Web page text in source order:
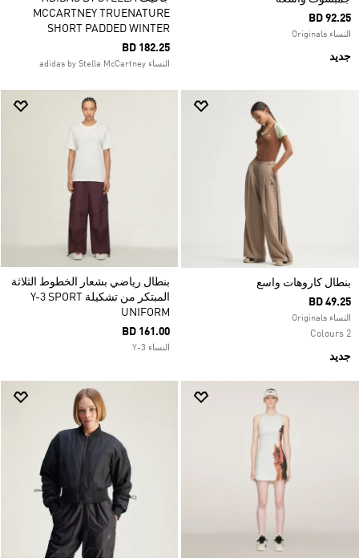
BD 92.25
النساء Originals
جديد
MCCARTNEY TRUENATURE
SHORT PADDED WINTER
BD 182.25
النساء adidas by Stella McCartney
بنطال كاروهات واسع
BD 49.25
النساء Originals
2 Colours
جديد
بنطال رياضي بشعار الخطوط الثلاثة
المبتكر من تشكيلة Y-3 SPORT
UNIFORM
BD 161.00
النساء Y-3